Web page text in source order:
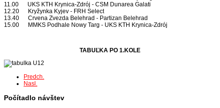
11.00 UKS KTH Krynica-Zdrój - CSM Dunarea Galati
12.20 Kryžynka Kyjev - FRH Select
13.40 Crvena Zvezda Belehrad - Partizan Belehrad
15.00 MMKS Podhale Nowy Targ - UKS KTH Krynica-Zdrój
TABUĽKA PO 1.KOLE
Predch.
Nasl.
Počítadlo návštev